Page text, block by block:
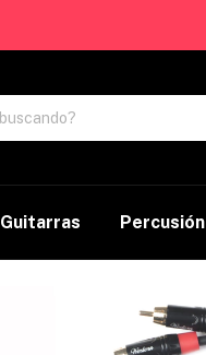
Guitarras Percusión